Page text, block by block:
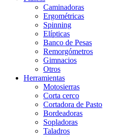
Caminadoras
Ergométricas
Spinning
Elípticas
Banco de Pesas
Remorgómetros
Gimnacios
Otros
Herramientas
Motosierras
Corta cerco
Cortadora de Pasto
Bordeadoras
Sopladoras
Taladros